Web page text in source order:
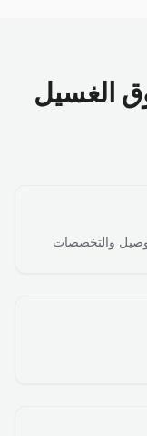
الغسيل
والتخصصات